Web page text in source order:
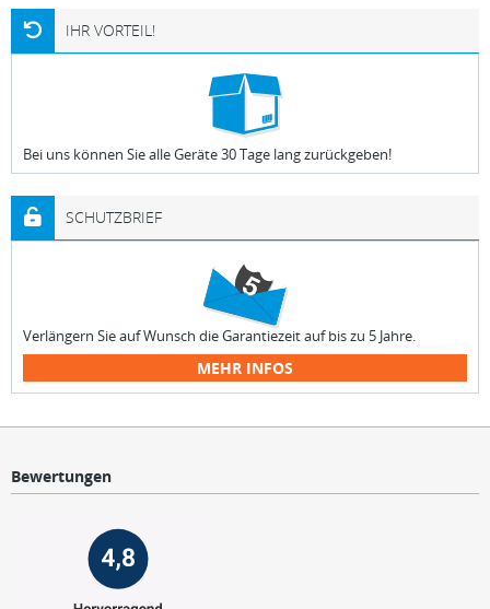
IHR VORTEIL!
Bei uns können Sie alle Geräte 30 Tage lang zurückgeben!
SCHUTZBRIEF
Verlängern Sie auf Wunsch die Garantiezeit auf bis zu 5 Jahre.
MEHR INFOS
Bewertungen